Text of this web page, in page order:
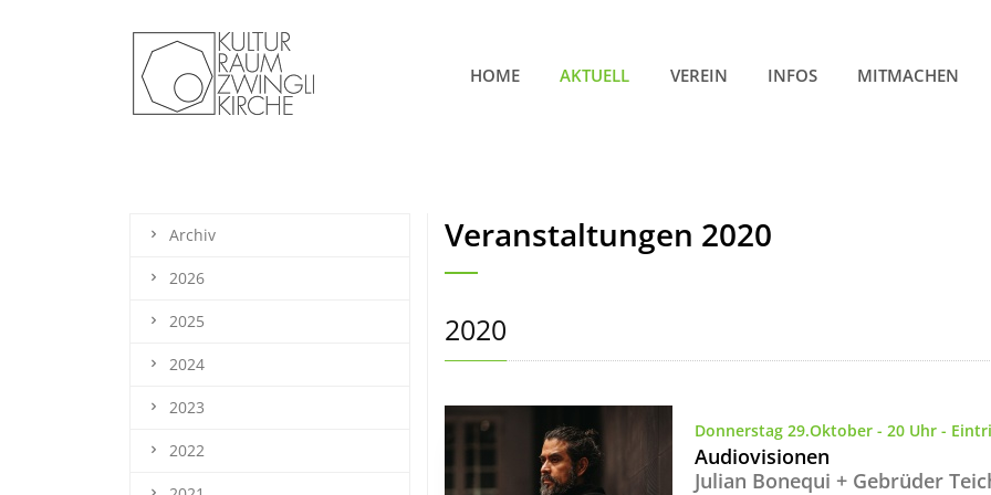
HOME AKTUELL VEREIN INFOS MITMACHEN
Archiv
2026
2025
2024
2023
2022
Veranstaltungen 2020
2020
Donnerstag 29.Oktober - 20 Uhr -
Audiovisionen
Julian Bonequi + Gebrüder